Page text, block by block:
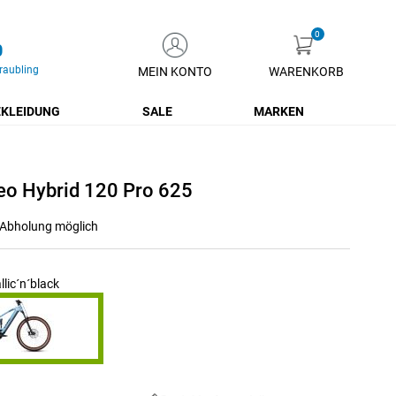
Inhalt
MEIN KONTO WARENKORB
SALE MARKEN
Hybrid 120 Pro 625
möglich